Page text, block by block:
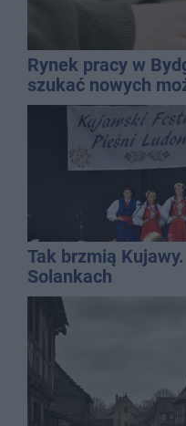
Rynek pracy w
szukać nowych
Tak brzmią
Solankach